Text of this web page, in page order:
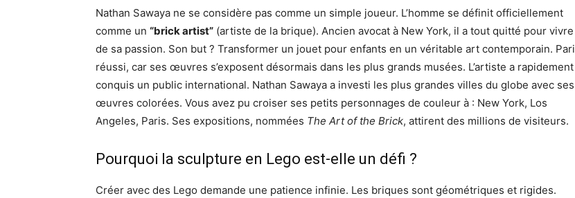
Nathan Sawaya ne se considère pas comme un simple joueur. L’homme se définit officiellement
comme un “brick artist” (artiste de la brique). Ancien avocat à New York, il a tout quitté pour vivre
de sa passion. Son but ? Transformer un jouet pour enfants en un véritable art contemporain. Pari
réussi, car ses œuvres s’exposent désormais dans les plus grands musées. L’artiste a rapidement
conquis un public international. Nathan Sawaya a investi les plus grandes villes du globe avec ses
œuvres colorées. Vous avez pu croiser ses petits personnages de couleur à : New York, Los
Angeles, Paris. Ses expositions, nommées The Art of the Brick, attirent des millions de visiteurs.
Pourquoi la sculpture en Lego est-elle un défi ?
Créer avec des Lego demande une patience infinie. Les briques sont géométriques et rigides.